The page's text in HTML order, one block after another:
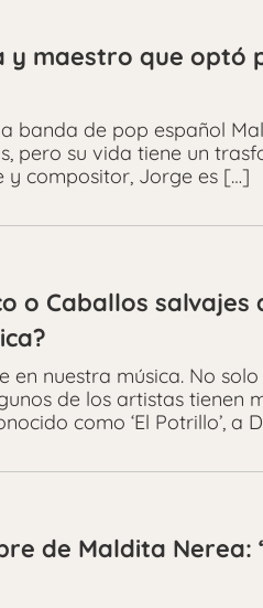
maestro que optó
banda de pop español
pero su vida tiene un
y compositor, Jorge es […]
o Caballos salvajes
en nuestra música. No
de los artistas tienen
como ‘El Potrillo’, a
de Maldita Nerea: